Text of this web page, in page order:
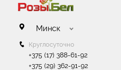
Минск
Круглосуточно
+375 (17) 388-61-92
+375 (29) 362-91-92